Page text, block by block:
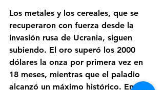
Los metales y los cereales, que se
recuperaron con fuerza desde la
invasión rusa de Ucrania, siguen
subiendo. El oro superó los 2000
dólares la onza por primera vez en
18 meses, mientras que el paladio
alcanzó un máximo histórico. En los